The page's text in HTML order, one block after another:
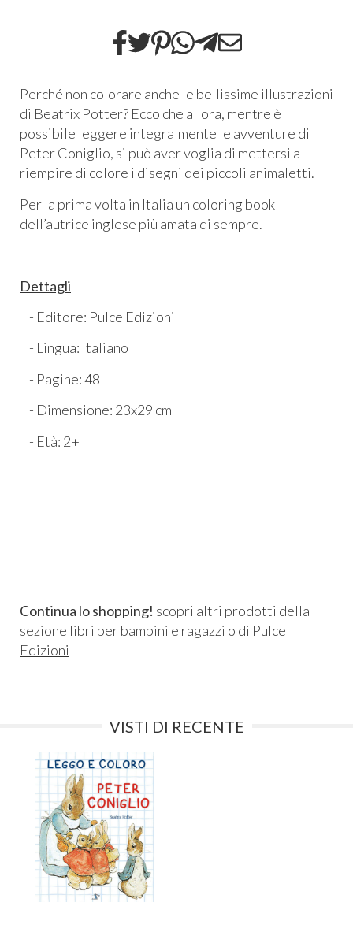
Perché non colorare anche le bellissime illustrazioni
di Beatrix Potter? Ecco che allora, mentre è
possibile leggere integralmente le avventure di
Peter Coniglio, si può aver voglia di mettersi a
riempire di colore i disegni dei piccoli animaletti.
Per la prima volta in Italia un coloring book
dell’autrice inglese più amata di sempre.
Dettagli
- Editore: Pulce Edizioni
- Lingua: Italiano
- Pagine: 48
- Dimensione: 23x29 cm
- Età: 2+
Continua lo shopping! scopri altri prodotti della
sezione libri per bambini e ragazzi o di Pulce
Edizioni
VISTI DI RECENTE